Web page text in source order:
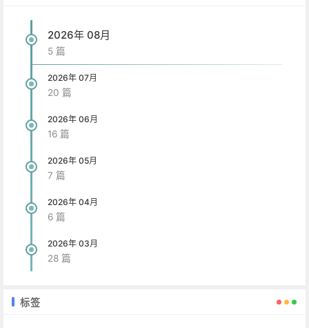
2026年 08月
5 篇
2026年 07月
20 篇
2026年 06月
16 篇
2026年 05月
7 篇
2026年 04月
6 篇
2026年 03月
28 篇
标签